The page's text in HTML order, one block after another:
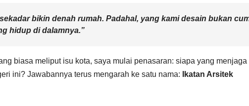
bikin denah rumah. Padahal, yang kami desain bukan
hidup di dalamnya.”
biasa meliput isu kota, saya mulai penasaran: siapa yang menjaga
ini? Jawabannya terus mengarah ke satu nama:
Ikatan Arsitek